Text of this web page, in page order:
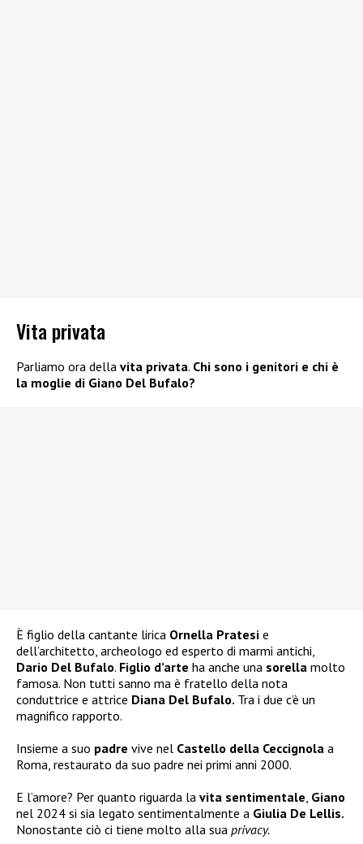
Vita privata
Parliamo ora della vita privata. Chi sono i genitori e chi è
la moglie di Giano Del Bufalo?
È figlio della cantante lirica Ornella Pratesi e
dell’architetto, archeologo ed esperto di marmi antichi,
Dario Del Bufalo. Figlio d’arte ha anche una sorella molto
famosa. Non tutti sanno ma è fratello della nota
conduttrice e attrice Diana Del Bufalo. Tra i due c’è un
magnifico rapporto.
Insieme a suo padre vive nel Castello della Ceccignola a
Roma, restaurato da suo padre nei primi anni 2000.
E l’amore? Per quanto riguarda la vita sentimentale, Giano
nel 2024 si sia legato sentimentalmente a Giulia De Lellis.
Nonostante ciò ci tiene molto alla sua privacy.